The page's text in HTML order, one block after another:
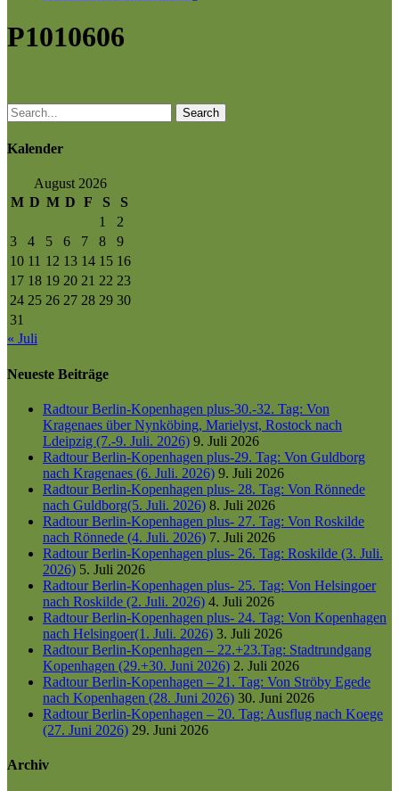
P1010606
Search
Kalender
August 2026
M D M D F S
S
1
2
3
4 5 6 7 8
9
10 11 12 13 14 15 16
17 18 19 20 21 22 23
24 25 26 27 28 29 30
31
« Juli
Neueste Beiträge
Radtour Berlin-Kopenhagen plus-30.-32. Tag: Von
Kragenaes über Nynköbing, Marielyst, Rostock nach
Ldeipzig (7.-9. Juli. 2026) 9. Juli 2026
Radtour Berlin-Kopenhagen plus-29. Tag: Von Guldborg
nach Kragenaes (6. Juli. 2026) 9. Juli 2026
Radtour Berlin-Kopenhagen plus- 28. Tag: Von Rönnede
nach Guldborg(5. Juli. 2026) 8. Juli 2026
Radtour Berlin-Kopenhagen plus- 27. Tag: Von Roskilde
nach Rönnede (4. Juli. 2026) 7. Juli 2026
Radtour Berlin-Kopenhagen plus- 26. Tag: Roskilde (3. Juli.
2026) 5. Juli 2026
Radtour Berlin-Kopenhagen plus- 25. Tag: Von Helsingoer
nach Roskilde (2. Juli. 2026) 4. Juli 2026
Radtour Berlin-Kopenhagen plus- 24. Tag: Von Kopenhagen
nach Helsingoer(1. Juli. 2026) 3. Juli 2026
Radtour Berlin-Kopenhagen – 22.+23.Tag: Stadtrundgang
Kopenhagen (29.+30. Juni 2026) 2. Juli 2026
Radtour Berlin-Kopenhagen – 21. Tag: Von Ströby Egede
nach Kopenhagen (28. Juni 2026) 30. Juni 2026
Radtour Berlin-Kopenhagen – 20. Tag: Ausflug nach Koege
(27. Juni 2026) 29. Juni 2026
Archiv